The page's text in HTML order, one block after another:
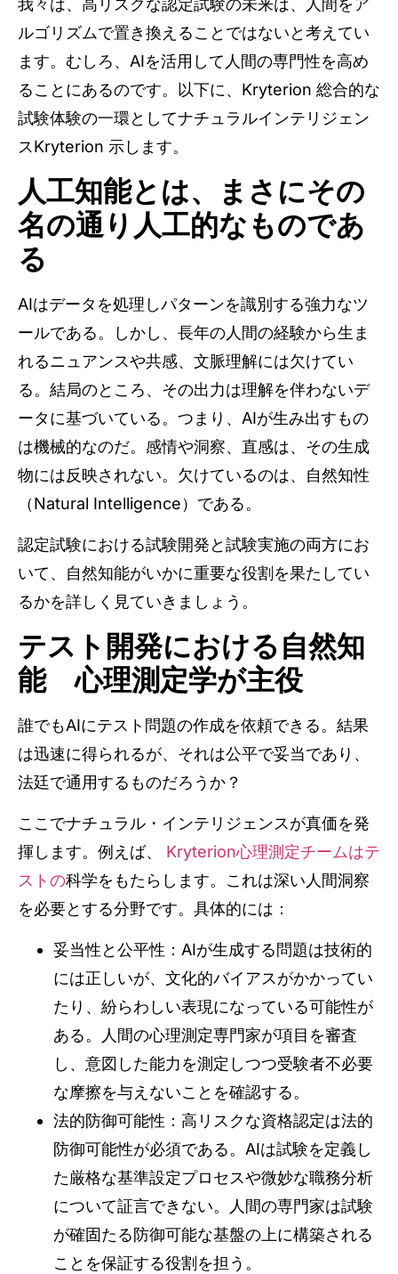
我々は、高リスクな認定試験の未来は、人間をア
ルゴリズムで置き換えることではないと考えてい
ます。むしろ、AIを活用して人間の専門性を高め
ることにあるのです。以下に、Kryterion 総合的な
試験体験の一環としてナチュラルインテリジェン
スKryterion 示します。
人工知能とは、まさにその
名の通り人工的なものであ
る
AIはデータを処理しパターンを識別する強力なツ
ールである。しかし、長年の人間の経験から生ま
れるニュアンスや共感、文脈理解には欠けてい
る。結局のところ、その出力は理解を伴わないデ
ータに基づいている。つまり、AIが生み出すもの
は機械的なのだ。感情や洞察、直感は、その生成
物には反映されない。欠けているのは、自然知性
（Natural Intelligence）である。
認定試験における試験開発と試験実施の両方にお
いて、自然知能がいかに重要な役割を果たしてい
るかを詳しく見ていきましょう。
テスト開発における自然知
能 心理測定学が主役
誰でもAIにテスト問題の作成を依頼できる。結果
は迅速に得られるが、それは公平で妥当であり、
法廷で通用するものだろうか？
ここでナチュラル・インテリジェンスが真価を発
揮します。例えば、
Kryterion心理測定チームはテ
ストの科学をもたらします。これは深い人間洞察
を必要とする分野です。具体的には：
妥当性と公平性：AIが生成する問題は技術的
には正しいが、文化的バイアスがかかってい
たり、紛らわしい表現になっている可能性が
ある。人間の心理測定専門家が項目を審査
し、意図した能力を測定しつつ受験者不必要
な摩擦を与えないことを確認する。
法的防御可能性：高リスクな資格認定は法的
防御可能性が必須である。AIは試験を定義し
た厳格な基準設定プロセスや微妙な職務分析
について証言できない。人間の専門家は試験
が確固たる防御可能な基盤の上に構築される
ことを保証する役割を担う。